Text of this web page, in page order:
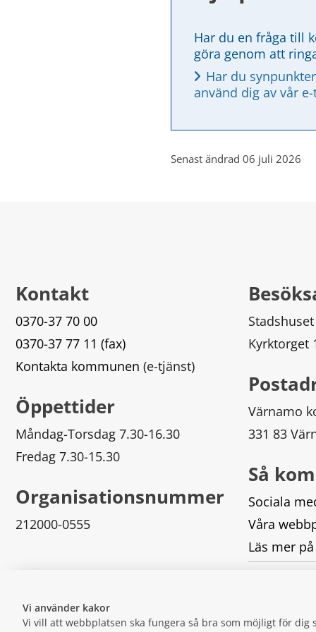
Vi använder kakor
Vi vill att webbplatsen ska fungera så bra som möjligt för
Har du en fråga till
göra genom att
Har du
använd dig av vår
Senast ändrad 06 juli 2026
Kontakt
0370-37 70 00
0370-37 77 11 (fax)
Kontakta kommunen (e-tjänst)
Öppettider
Måndag-Torsdag 7.30-16.30
Fredag 7.30-15.30
Organisationsnummer
212000-0555
Stadshuset
Kyrktorget
Värnamo
331 83
Så
Sociala
Våra
Läs mer